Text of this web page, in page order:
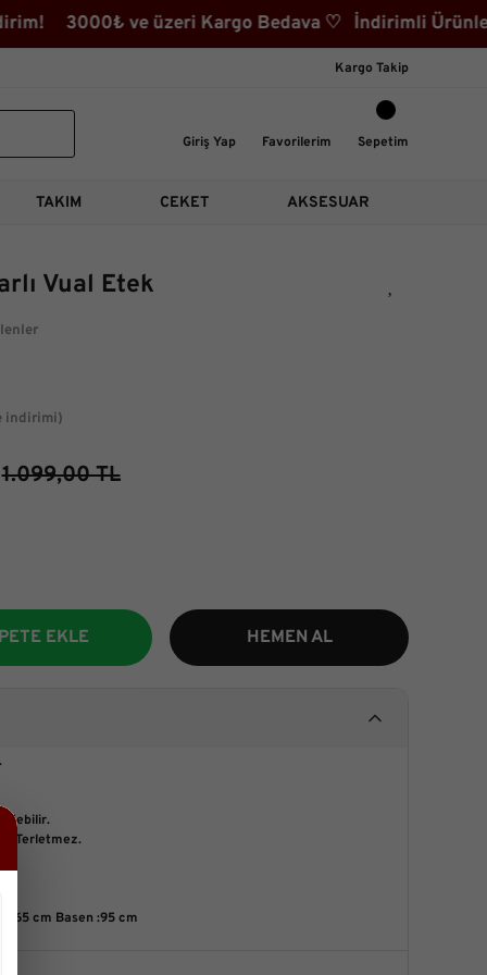
ve üzeri Kargo Bedava ♡ İndirimli
Kargo Takip
Giriş Yap Favorilerim Sepetim
TAKIM CEKET AKSESUAR
Vual Etek
indirimi)
1.099,00 TL
EKLE HEMEN AL
Terletmez.
: 65 cm Basen :95 cm